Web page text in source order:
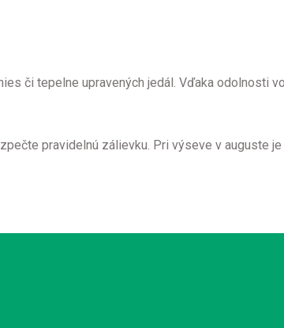
či tepelne upravených jedál. Vďaka odolnosti
pravidelnú zálievku. Pri výseve v